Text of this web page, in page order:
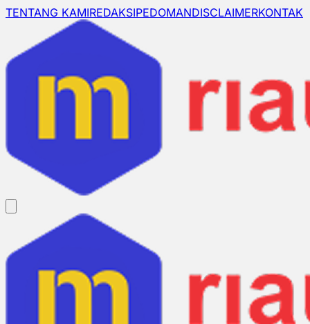
TENTANG KAMIREDAKSIPEDOMANDISCLAIMERKONTAK